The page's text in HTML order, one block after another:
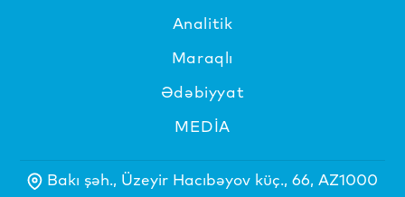
Analitik
Maraqlı
Ədəbiyyat
MEDİA
Bakı şəh., Üzeyir Hacıbəyov küç., 66, AZ1000